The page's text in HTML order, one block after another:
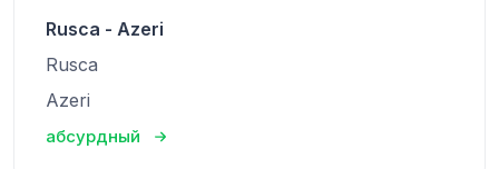
Rusca - Azeri
Rusca
Azeri
абсурдный